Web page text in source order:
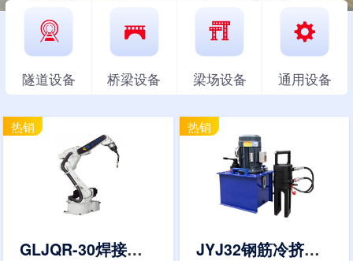
隧道设备 桥梁设备 梁场设备 通用设备
GLJQR-30焊接机器人 JYJ32钢筋冷挤压机